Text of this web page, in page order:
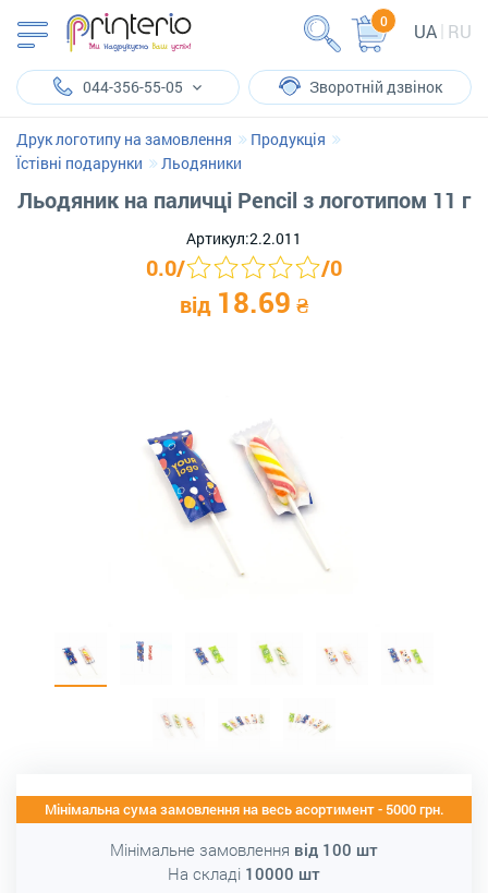
UA RU
0
044-356-55-05 Зворотній дзвінок
Друк логотипу на замовлення
Продукція
Їстівні подарунки
Льодяники
Льодяник на паличці Рencil з логотипом 11 г
Артикул:2.2.011
0.0/ /0
від 18.69 ₴
Мінімальна сума замовлення на весь асортимент - 5000 грн.
Мінімальне замовлення від 100 шт
На складі 10000 шт